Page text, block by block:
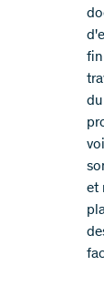
fin
et